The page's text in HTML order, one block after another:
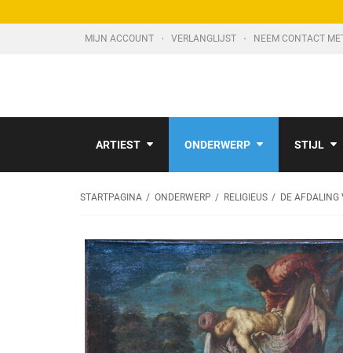
MIJN ACCOUNT VERLANGLIJST NEEM CONTACT
ARTIEST ONDERWERP STIJL
STARTPAGINA ONDERWERP RELIGIEUS DE